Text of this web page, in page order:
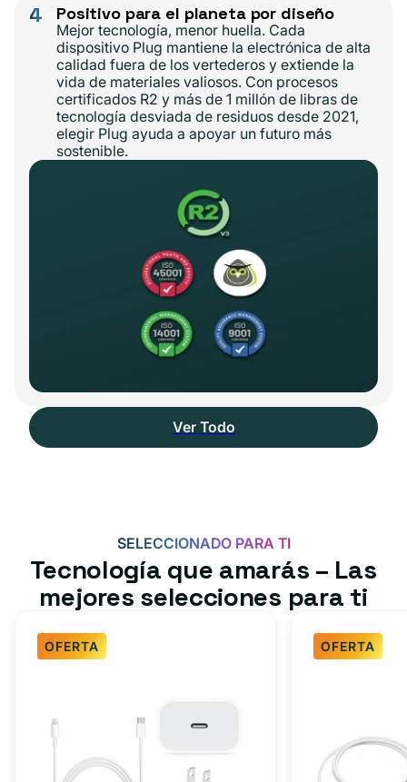
4 Positivo para el planeta por diseño
Mejor tecnología, menor huella. Cada
dispositivo Plug mantiene la electrónica de alta
calidad fuera de los vertederos y extiende la
vida de materiales valiosos. Con procesos
certificados R2 y más de 1 millón de libras de
tecnología desviada de residuos desde 2021,
elegir Plug ayuda a apoyar un futuro más
sostenible.
Ver Todo
SELECCIONADO PARA TI
Tecnología que amarás – Las
mejores selecciones para ti
OFERTA OFERTA